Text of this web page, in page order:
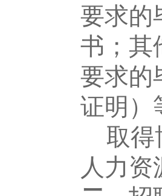
要求的
书；其
要求的
证明）
取得
人力资